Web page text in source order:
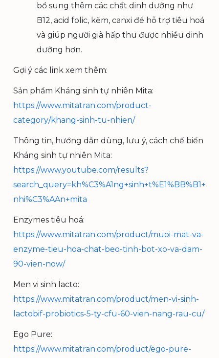
bổ sung thêm các chất dinh dưỡng như
B12, acid folic, kẽm, canxi để hỗ trợ tiêu hoá
và giúp người già hấp thu được nhiều dinh
dưỡng hơn.
Gợi ý các link xem thêm:
Sản phẩm Kháng sinh tự nhiên Mita:
https://www.mitatran.com/product-
category/khang-sinh-tu-nhien/
Thông tin, hướng dẫn dùng, lưu ý, cách chế biến
Kháng sinh tự nhiên Mita:
https://www.youtube.com/results?
search_query=kh%C3%A1ng+sinh+t%E1%BB%B1+
nhi%C3%AAn+mita
Enzymes tiêu hoá:
https://www.mitatran.com/product/muoi-mat-va-
enzyme-tieu-hoa-chat-beo-tinh-bot-xo-va-dam-
90-vien-now/
Men vi sinh lacto:
https://www.mitatran.com/product/men-vi-sinh-
lactobif-probiotics-5-ty-cfu-60-vien-nang-rau-cu/
Ego Pure:
https://www.mitatran.com/product/ego-pure-